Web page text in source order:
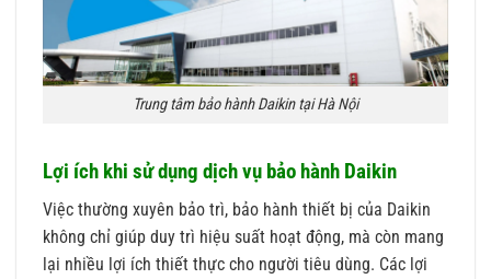
Trung tâm bảo hành Daikin tại Hà Nội
Lợi ích khi sử dụng dịch vụ bảo hành Daikin
Việc thường xuyên bảo trì, bảo hành thiết bị của Daikin
không chỉ giúp duy trì hiệu suất hoạt động, mà còn mang
lại nhiều lợi ích thiết thực cho người tiêu dùng. Các lợi